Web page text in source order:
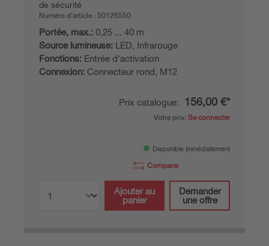
de sécurité
Numéro d’article : 50126550
Portée, max.: 0,25 ... 40 m
Source lumineuse: LED, Infrarouge
Fonctions: Entrée d'activation
Connexion: Connecteur rond, M12
Prix catalogue: 156,00 €*
Votre prix: Se connecter
Disponible immédiatement
Comparer
Ajouter au
panier
Demander
une offre